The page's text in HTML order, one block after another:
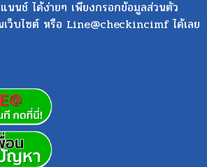
นนช์ ได้ง่ายๆ เพียงกรอกข้อมูลส่วนตัว
เว็บไซต์ หรือ Line@checkincimf ได้เลย